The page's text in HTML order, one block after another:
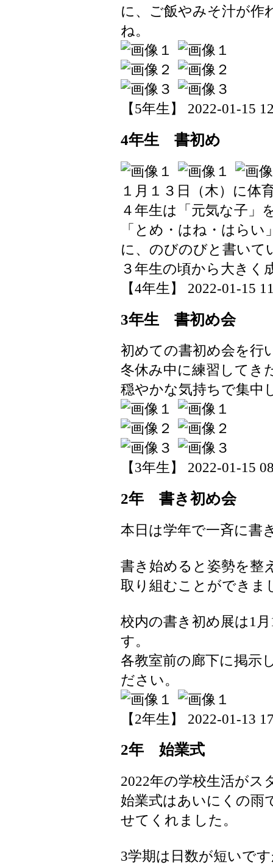
に、ご飯やみそ汁が作
ね。
【5年生】 2022-01-15
4年生 書初め
１月１３日（木）に体
４年生は「元気な子」
「とめ・はね・はら
に、のびのびと書いて
３年生の頃から大きく
【4年生】 2022-01-15
3年生 書初め会
初めての書初め会を行
冬休み中に練習してき
穏やかな気持ちで集中
【3年生】 2022-01-15
2年 書き初め会
本日は学年で一斉に書
書き始めると姿勢を整
取り組むことができま
校内の書き初め展は1
す。
各教室前の廊下に掲示
ださい。
【2年生】 2022-01-13
2年 始業式
2022年の学校生活がス
始業式はあいにくの雨
せてくれました。
3学期は日数が短いで